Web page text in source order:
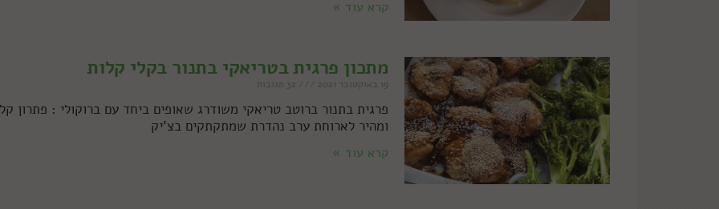
קרא עוד »
מתכון פרגית בטריאקי בתנור בקלי קלות
19 באוקטובר 2021
פרגית בתנור ברוטב טריאקי משודרג שאופים ביחד עם ברוקולי : פתרון קל
ומהיר לארוחת ערב נהדרת שמתקתקים בצ'יק
קרא עוד »